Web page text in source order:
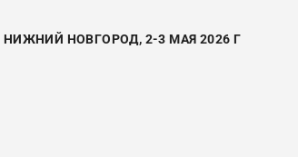
НОВГОРОД, 2-3 МАЯ 2026 Г